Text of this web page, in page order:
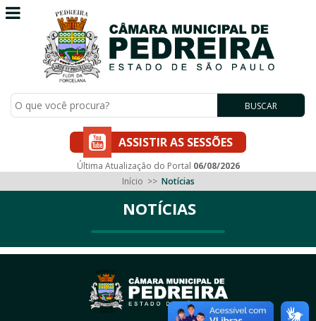
BUSCAR
ASSISTIR AS SESSÕES
Última Atualização do Portal 06/08/2026
Início >> Notícias
NOTÍCIAS